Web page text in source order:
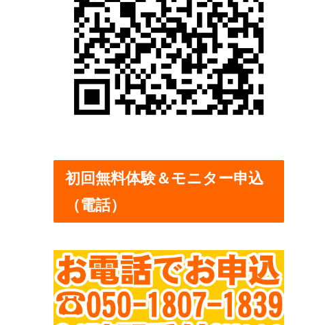
初回無料体験＆モニター申込
（電話）